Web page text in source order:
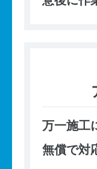
万一施工
無償で対